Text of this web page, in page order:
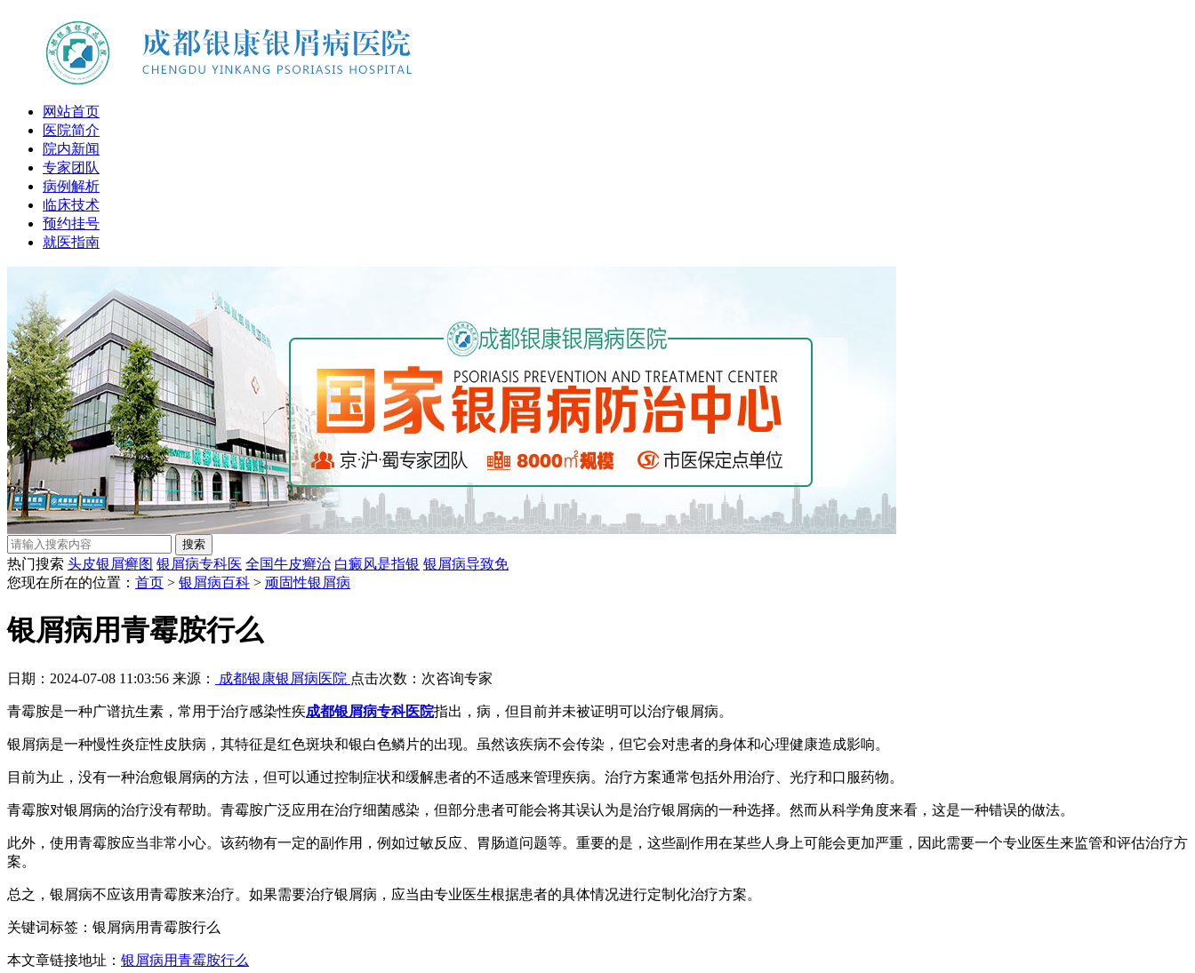
网站首页
医院简介
院内新闻
专家团队
病例解析
临床技术
预约挂号
就医指南
热门搜索 头皮银屑癣图 银屑病专科医 全国牛皮癣治 白癜风是指银 银屑病导致免
您现在所在的位置： 首页 > 银屑病百科 > 顽固性银屑病
银屑病用青霉胺行么
日期：2024-07-08 11:03:56 来源： 成都银康银屑病医院 点击次数： 次咨询专家
青霉胺是一种广谱抗生素，常用于治疗感染性疾成都银屑病专科医院指出，病，但目前并未被证明可以治疗银屑病。
银屑病是一种慢性炎症性皮肤病，其特征是红色斑块和银白色鳞片的出现。虽然该疾病不会传染，但它会对患者的身体和心理健康造成影响。
目前为止，没有一种治愈银屑病的方法，但可以通过控制症状和缓解患者的不适感来管理疾病。治疗方案通常包括外用治疗、光疗和口服药物。
青霉胺对银屑病的治疗没有帮助。青霉胺广泛应用在治疗细菌感染，但部分患者可能会将其误认为是治疗银屑病的一种选择。然而从科学角度来看，这是一种错误的做法。
此外，使用青霉胺应当非常小心。该药物有一定的副作用，例如过敏反应、胃肠道问题等。重要的是，这些副作用在某些人身上可能会更加严重，因此需要一个专业医生来监管和评估治疗方
案。
总之，银屑病不应该用青霉胺来治疗。如果需要治疗银屑病，应当由专业医生根据患者的具体情况进行定制化治疗方案。
关键词标签：银屑病用青霉胺行么
本文章链接地址： 银屑病用青霉胺行么